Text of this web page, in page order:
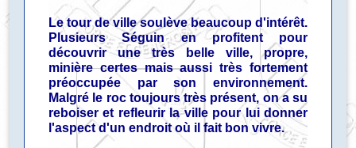
Le tour de ville soulève beaucoup d'intérêt.
Plusieurs Séguin en profitent pour
découvrir une très belle ville, propre,
minière certes mais aussi très fortement
préoccupée par son environnement.
Malgré le roc toujours très présent, on a su
reboiser et refleurir la ville pour lui donner
l'aspect d'un endroit où il fait bon vivre.